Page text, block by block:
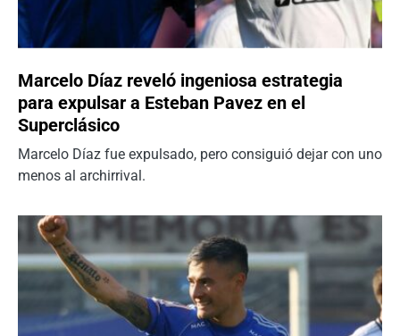
Marcelo Díaz reveló ingeniosa estrategia
para expulsar a Esteban Pavez en el
Superclásico
Marcelo Díaz fue expulsado, pero consiguió dejar con uno
menos al archirrival.